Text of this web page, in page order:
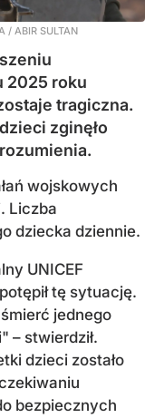
/ ABIR SULTAN
2025 roku
tragiczna.
zginęło
wojskowych
Liczba
dziecka dziennie.
UNICEF
tę sytuację.
jednego
– stwierdził.
dzieci zostało
bezpiecznych